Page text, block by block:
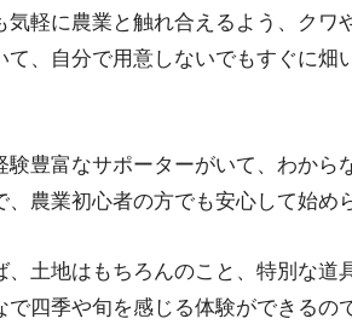
軽に農業と触れ合えるよう、クワ
、自分で用意しないでもすぐに畑
豊富なサポーターがいて、わから
農業初心者の方でも安心して始め
土地はもちろんのこと、特別な道
四季や旬を感じる体験ができるの